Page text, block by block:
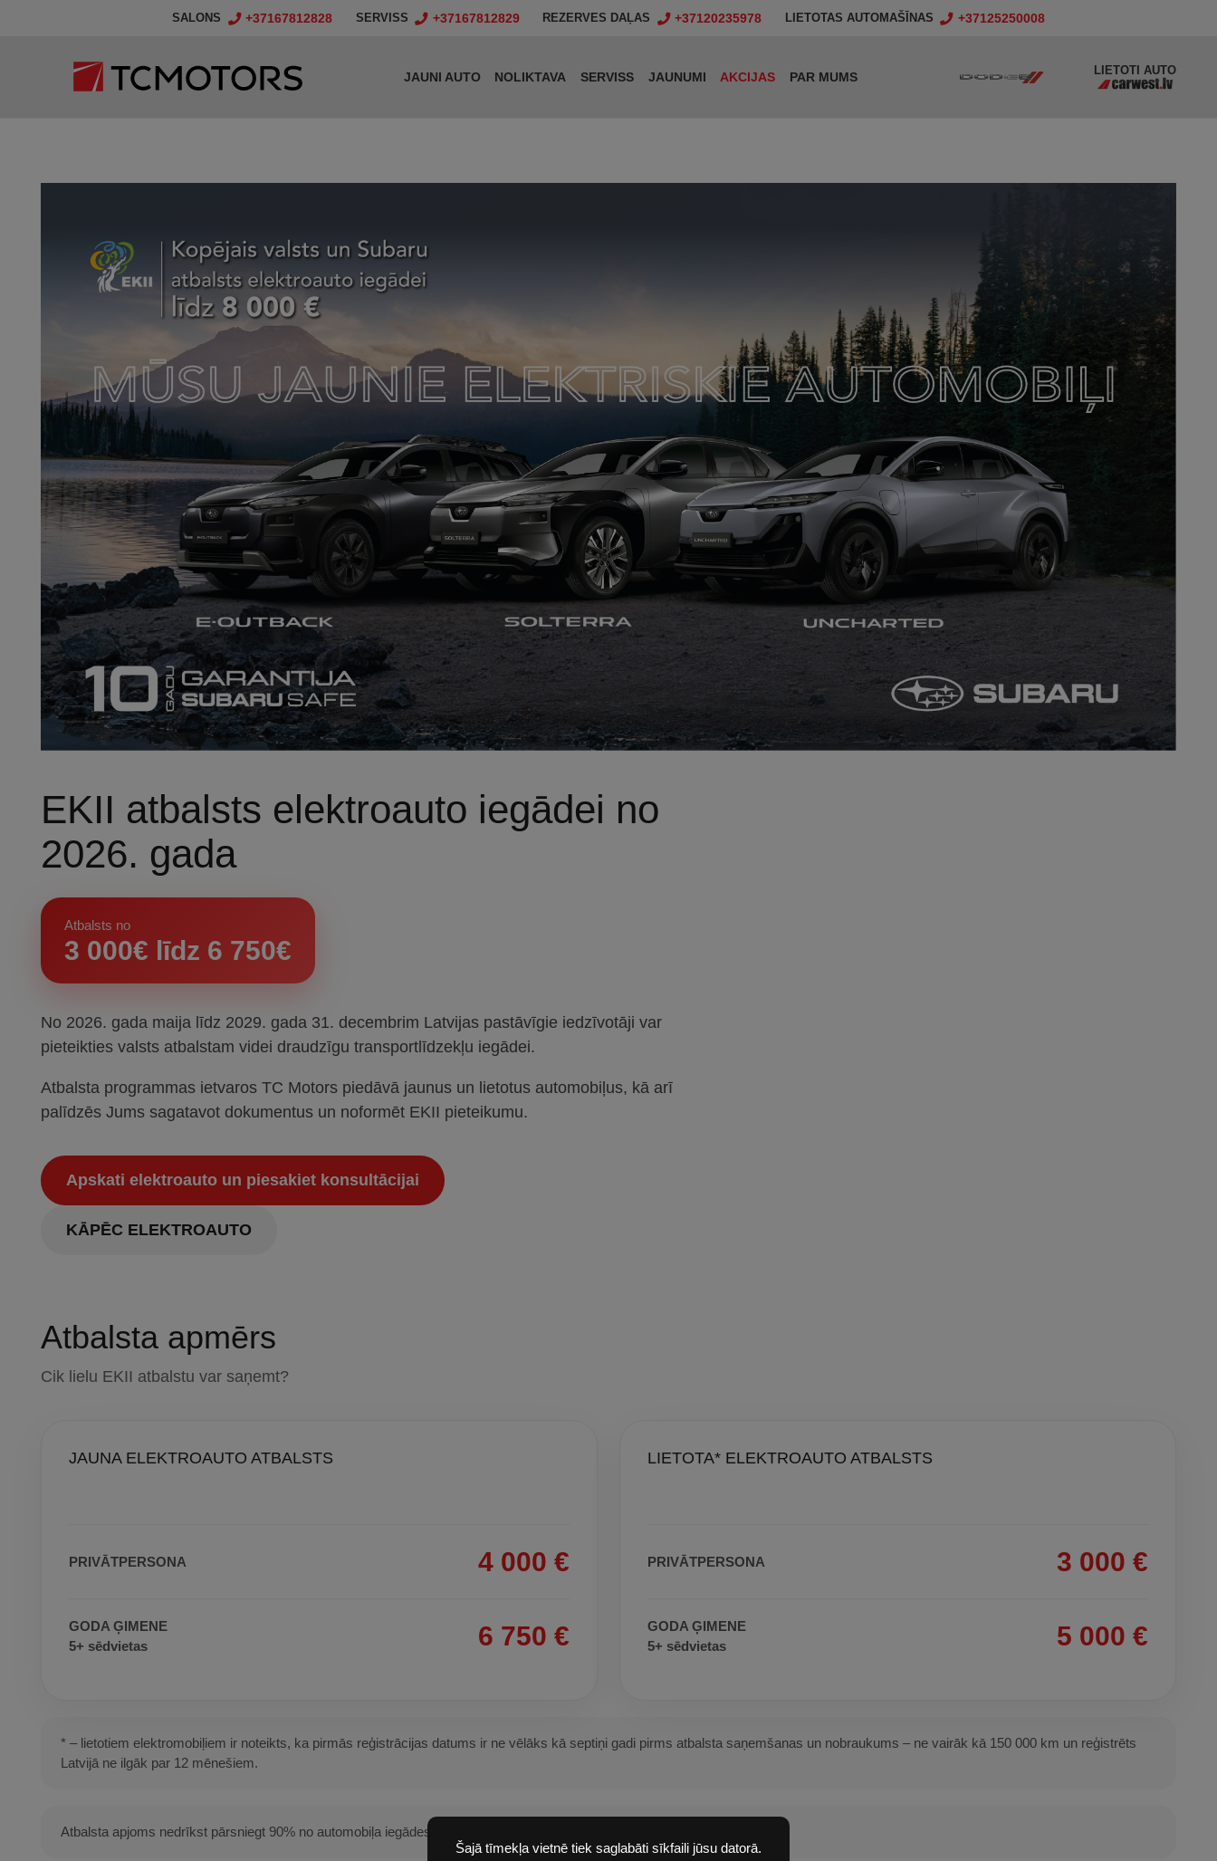
Šajā tīmekļa vietnē tiek saglabāti sīkfaili jūsu datorā.
SALONS +37167812828 SERVISS +37167812829 REZERVES DAĻAS +37120235978 LIETOTAS AUTOMAŠĪNAS +37125250008
JAUNI AUTO NOLIKTAVA SERVISS JAUNUMI AKCIJAS PAR MUMS LIETOTI AUTO
EKII atbalsts elektroauto iegādei no
2026. gada
Atbalsts no
3 000€ līdz 6 750€
No 2026. gada maija līdz 2029. gada 31. decembrim Latvijas pastāvīgie iedzīvotāji var
pieteikties valsts atbalstam videi draudzīgu transportlīdzekļu iegādei.
Atbalsta programmas ietvaros TC Motors piedāvā jaunus un lietotus automobiļus, kā arī
palīdzēs Jums sagatavot dokumentus un noformēt EKII pieteikumu.
Apskati elektroauto un piesakiet konsultācijai
KĀPĒC ELEKTROAUTO
Atbalsta apmērs
Cik lielu EKII atbalstu var saņemt?
JAUNA ELEKTROAUTO ATBALSTS
PRIVĀTPERSONA 4 000 €
GODA ĢIMENE
5+ sēdvietas
6 750 €
LIETOTA* ELEKTROAUTO ATBALSTS
PRIVĀTPERSONA 3 000 €
GODA ĢIMENE
5+ sēdvietas
5 000 €
* – lietotiem elektromobiļiem ir noteikts, ka pirmās reģistrācijas datums ir ne vēlāks kā septiņi gadi pirms atbalsta saņemšanas un nobraukums – ne vairāk kā 150 000 km un reģistrēts
Latvijā ne ilgāk par 12 mēnešiem.
Atbalsta apjoms nedrīkst pārsniegt 90% no automobiļa iegādes izmaksām.